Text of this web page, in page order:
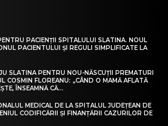
PACIENȚII SPITALULUI SLATINA. NOUL
PACIENTULUI ȘI REGULI SIMPLIFICATE LA
SLATINA PENTRU NOU-NĂSCUȚII PREMATURI
COSMIN FLOREANU: „CÂND O MAMĂ AFLATĂ
ÎNSEAMNĂ CĂ...
MEDICAL DE LA SPITALUL JUDEȚEAN DE
CODIFICĂRII ȘI FINANȚĂRII CAZURILOR DE